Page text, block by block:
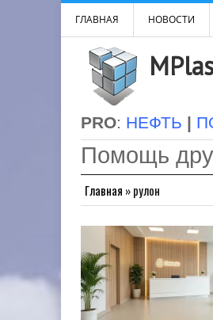
ГЛАВНАЯ НОВОСТИ
PRO: НЕФТЬ |
Помощь
Главная »рулон